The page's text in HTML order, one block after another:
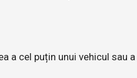
a cel puțin unui vehicul sau